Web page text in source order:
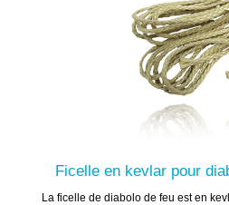
Ficelle en kevlar pour
La ficelle de diabolo de feu est en